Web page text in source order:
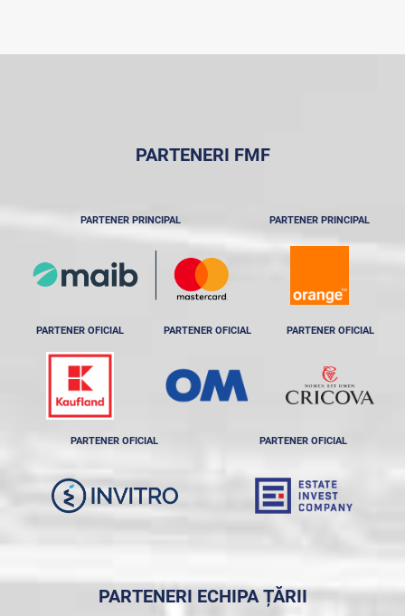
PARTENERI FMF
PARTENER PRINCIPAL PARTENER PRINCIPAL
PARTENER OFICIAL PARTENER OFICIAL PARTENER OFICIAL
PARTENER OFICIAL PARTENER OFICIAL
PARTENERI ECHIPA ȚĂRII